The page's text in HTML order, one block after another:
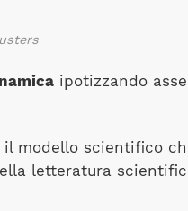
ipotizzando
modello scientifico
letteratura